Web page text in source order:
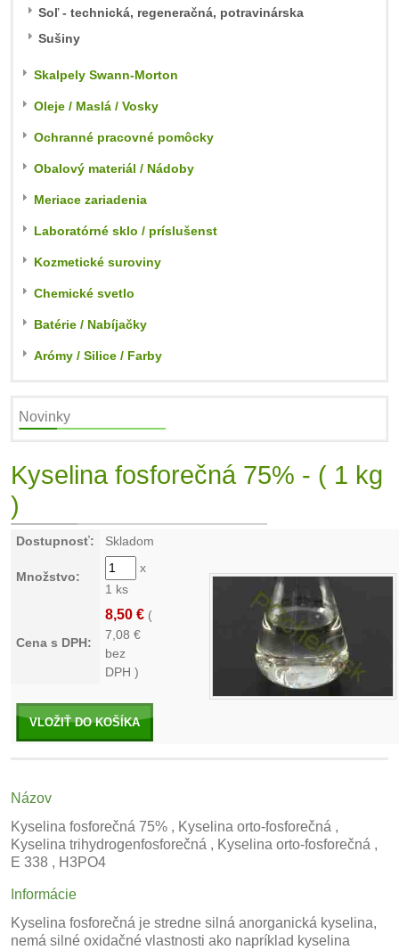
Soľ - technická, regeneračná, potravinárska
Sušiny
Skalpely Swann-Morton
Oleje / Maslá / Vosky
Ochranné pracovné pomôcky
Obalový materiál / Nádoby
Meriace zariadenia
Laboratórné sklo / príslušenst
Kozmetické suroviny
Chemické svetlo
Batérie / Nabíjačky
Arómy / Silice / Farby
Novinky
Kyselina fosforečná 75% - ( 1 kg
)
Dostupnosť: Skladom
Množstvo:
x
1 ks
Cena s DPH:
8,50 € (
7,08 €
bez
DPH )
VLOŽIŤ DO KOŠÍKA
Názov
Kyselina fosforečná 75% , Kyselina orto-fosforečná ,
Kyselina trihydrogenfosforečná , Kyselina orto-fosforečná ,
E 338 , H3PO4
Informácie
Kyselina fosforečná je stredne silná anorganická kyselina,
nemá silné oxidačné vlastnosti ako napríklad kyselina